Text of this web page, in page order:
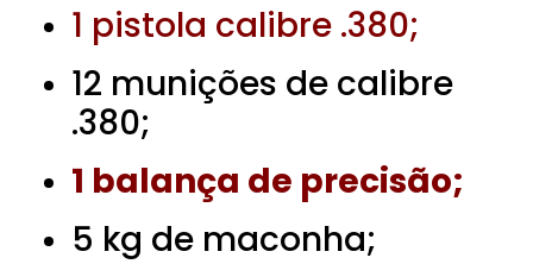
1 pistola calibre .380;
12 munições de calibre
.380;
1 balança de precisão;
5 kg de maconha;